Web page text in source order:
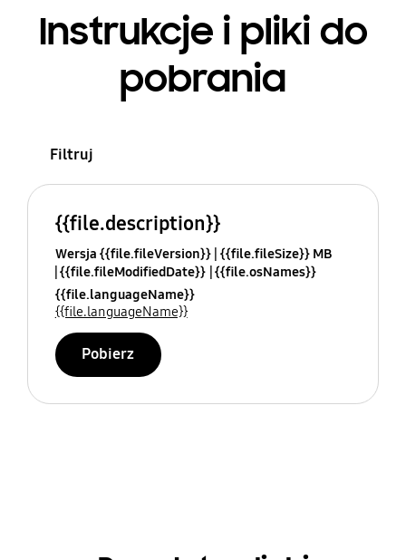
Instrukcje i pliki do
pobrania
Filtruj
{{file.description}}
Wersja {{file.fileVersion}} {{file.fileSize}} MB
{{file.fileModifiedDate}} {{file.osNames}}
{{file.languageName}}
{{file.languageName}}
Pobierz